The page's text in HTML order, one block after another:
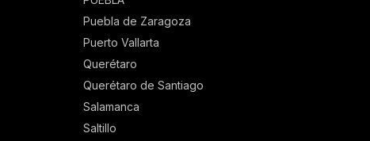
Puebla de Zaragoza
Puerto Vallarta
Querétaro
Querétaro de Santiago
Salamanca
Saltillo